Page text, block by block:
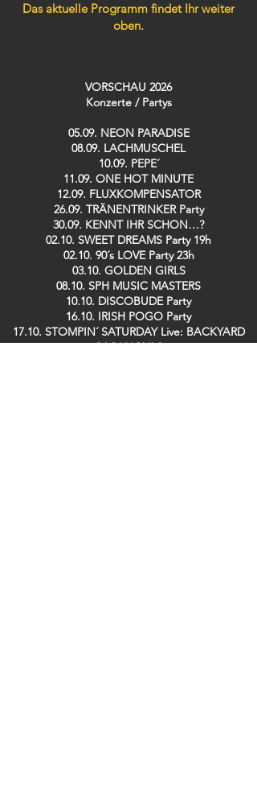
Das aktuelle Programm findet Ihr weiter
oben.
VORSCHAU 2026
Konzerte / Partys​
05.09. NEON PARADISE
08.09. LACHMUSCHEL
10.09. PEPE´
11.09. ONE HOT MINUTE
12.09. FLUXKOMPENSATOR
26.09. TRÄNENTRINKER Party
30.09. KENNT IHR SCHON…?
02.10. SWEET DREAMS Party 19h
02.10. 90´s LOVE Party 23h
03.10. GOLDEN GIRLS
08.10. SPH MUSIC MASTERS
10.10. DISCOBUDE Party
16.10. IRISH POGO Party
17.10. STOMPIN´ SATURDAY Live: BACKYARD
CASANOVAS